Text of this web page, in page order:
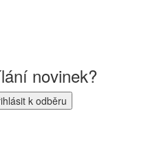
novinek?